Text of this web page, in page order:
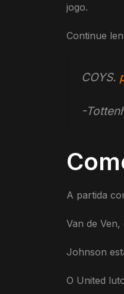
jogo.
Continue
COYS.
-
A partida
Van de
Johnson
O United